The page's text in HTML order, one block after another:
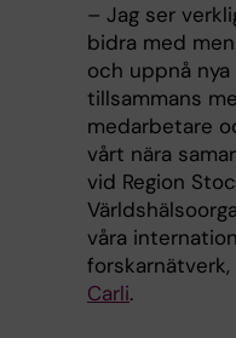
– Jag ser
bidra med
och uppnå
tillsammans
medarbetare
vårt nära
vid Region
våra
forskarnätverk,
Carli.